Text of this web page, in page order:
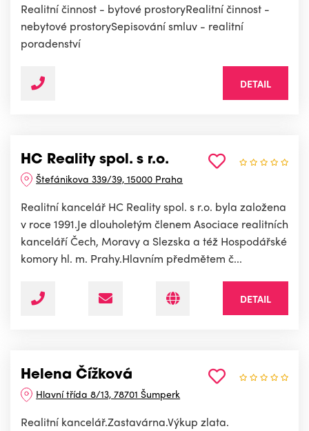
Realitní činnost - bytové prostoryRealitní činnost -
nebytové prostorySepisování smluv - realitní
poradenství
DETAIL
HC Reality spol. s r.o.
Štefánikova 339/39, 15000 Praha
Realitní kancelář HC Reality spol. s r.o. byla založena
v roce 1991.Je dlouholetým členem Asociace realitních
kanceláří Čech, Moravy a Slezska a též Hospodářské
komory hl. m. Prahy.Hlavním předmětem č...
DETAIL
Helena Čížková
Hlavní třída 8/13, 78701 Šumperk
Realitní kancelář.Zastavárna.Výkup zlata.